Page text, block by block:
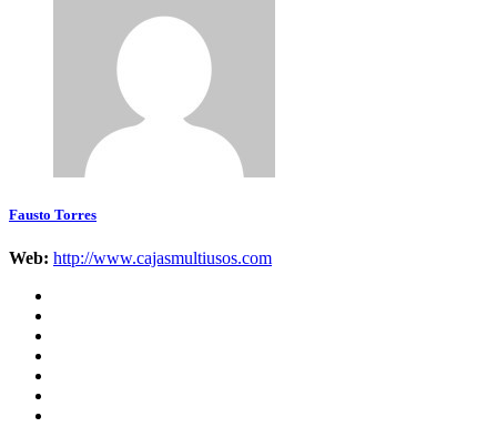
Fausto Torres
Web: http://www.cajasmultiusos.com